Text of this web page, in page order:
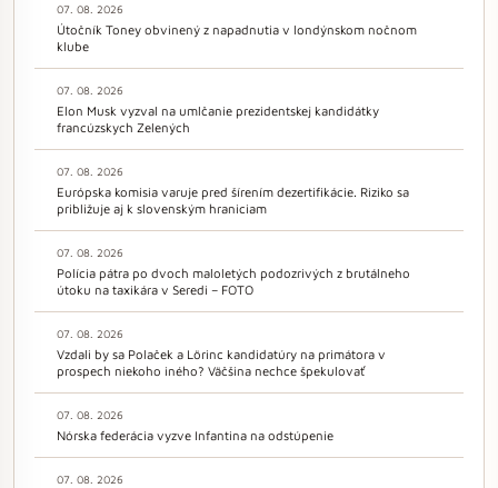
07. 08. 2026
Útočník Toney obvinený z napadnutia v londýnskom nočnom
klube
07. 08. 2026
Elon Musk vyzval na umlčanie prezidentskej kandidátky
francúzskych Zelených
07. 08. 2026
Európska komisia varuje pred šírením dezertifikácie. Riziko sa
približuje aj k slovenským hraniciam
07. 08. 2026
Polícia pátra po dvoch maloletých podozrivých z brutálneho
útoku na taxikára v Seredi – FOTO
07. 08. 2026
Vzdali by sa Polaček a Lörinc kandidatúry na primátora v
prospech niekoho iného? Väčšina nechce špekulovať
07. 08. 2026
Nórska federácia vyzve Infantina na odstúpenie
07. 08. 2026